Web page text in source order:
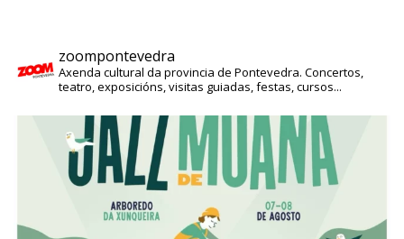
zoompontevedra
Axenda cultural da provincia de Pontevedra. Concertos,
teatro, exposicións, visitas guiadas, festas, cursos...